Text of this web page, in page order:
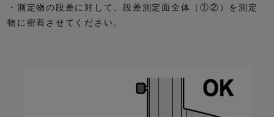
・測定物の段差に対して、段差測定面全体（①②）を測定
物に密着させてください。